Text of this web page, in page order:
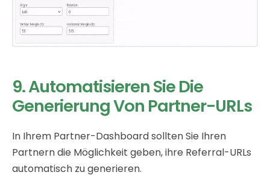
9. Automatisieren Sie Die
Generierung Von Partner-URLs
In Ihrem Partner-Dashboard sollten Sie Ihren
Partnern die Möglichkeit geben, ihre Referral-URLs
automatisch zu generieren.